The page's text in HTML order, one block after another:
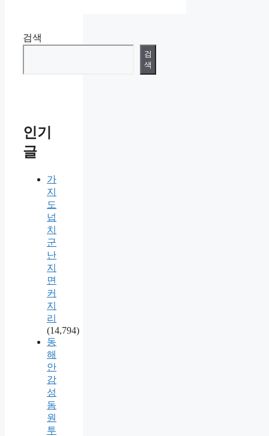
검색
검
색
인기
글
가
지
도
넙
치
군
난
지
면
커
지
리
(14,794)
동
해
안
감
성
돔
원
투